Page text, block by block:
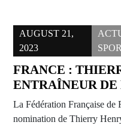
AUGUST 21,
2023
FRANCE :
ENTRAÎNEUR DE
La Fédération Française
nomination de Thierry